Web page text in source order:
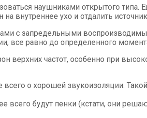
наушниками открытого
внутреннее ухо и отдалить
с запредельными
все равно до определенного
верхних частот, особенно при
о хорошей звукоизоляции.
всего будут пенки (кстати, они